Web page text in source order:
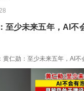
至少未来五年，AI不
黄仁勋：至少未来五年，AI